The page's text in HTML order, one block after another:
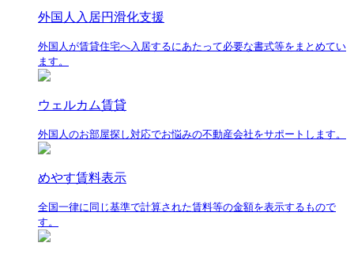
外国人入居円滑化支援
外国人が賃貸住宅へ入居するにあたって必要な書式等をまとめてい
ます。
ウェルカム賃貸
外国人のお部屋探し対応でお悩みの不動産会社をサポートします。
めやす賃料表示
全国一律に同じ基準で計算された賃料等の金額を表示するもので
す。